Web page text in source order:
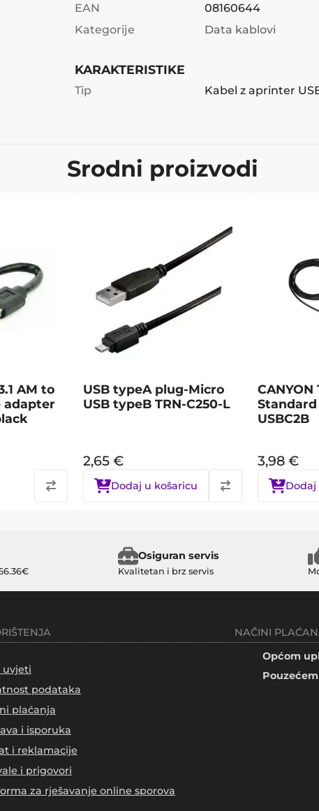
EAN
08160644
Kategorije
Data kablovi
KARAKTERISTIKE
Tip Kabel z aprinter
Srodni proizvodi
AM to
adapter
USB typeA plug-Micro
USB typeB TRN-C250-L
2,65 €
Dodaj u košaricu
CANYON
Standard
USBC2B
3,98 €
Dodaj
Osiguran servis
Kvalitetan i brz servis
uvjeti
podataka
plaćanja
i isporuka
i reklamacije
i prigovori
za rješavanje online sporova
NAČINI
Općom